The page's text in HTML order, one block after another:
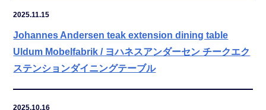
2025.11.15
Johannes Andersen teak extension dining table
Uldum Mobelfabrik / ヨハネスアンダーセン チークエク
ステンションダイニングテーブル
2025.10.16